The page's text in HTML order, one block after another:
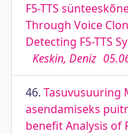
F5-TTS
Through Voice
Detecting F5-TTS
Keskin, Deniz
46. Tasuvusuuring
asendamiseks
benefit Analysis of